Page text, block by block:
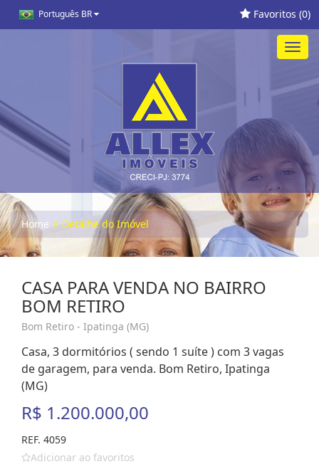
Português BR Favoritos (0)
Home Detalhe do Imóvel
CASA PARA VENDA NO BAIRRO
BOM RETIRO
Bom Retiro - Ipatinga (MG)
Casa, 3 dormitórios ( sendo 1 suíte ) com 3 vagas
de garagem, para venda. Bom Retiro, Ipatinga
(MG)
R$ 1.200.000,00
REF. 4059
Adicionar ao favoritos